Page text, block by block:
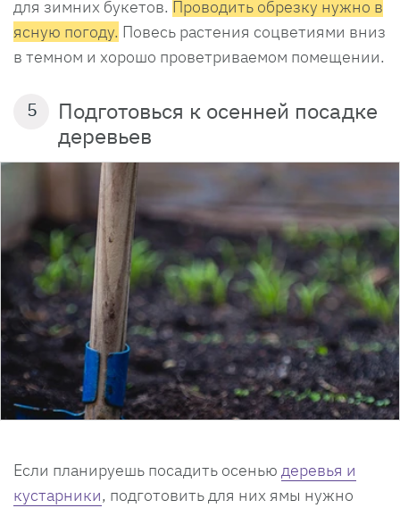
для зимних букетов. Проводить обрезку нужно в
ясную погоду. Повесь растения соцветиями вниз
в темном и хорошо проветриваемом помещении.
5
Подготовься к осенней посадке
деревьев
Если планируешь посадить осенью деревья и
кустарники, подготовить для них ямы нужно